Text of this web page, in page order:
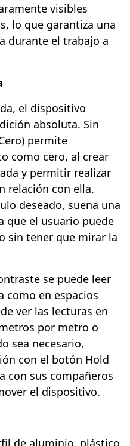
visibles
lo que garantiza una
durante el trabajo a
el dispositivo
absoluta. Sin
permite
como cero, al crear
y permitir realizar
relación con ella.
deseado, suena una
que el usuario puede
sin tener que mirar la
se puede leer
como en espacios
ver las lecturas en
por metro o
sea necesario,
con el botón Hold
con sus compañeros
el dispositivo.
de aluminio, plástico